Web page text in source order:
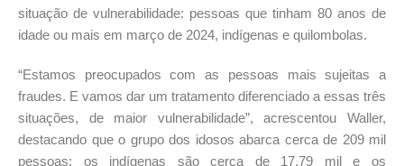
situação de vulnerabilidade: pessoas que tinham 80 anos de
idade ou mais em março de 2024, indígenas e quilombolas.
“Estamos preocupados com as pessoas mais sujeitas a
fraudes. E vamos dar um tratamento diferenciado a essas três
situações, de maior vulnerabilidade”, acrescentou Waller,
destacando que o grupo dos idosos abarca cerca de 209 mil
pessoas; os indígenas são cerca de 17,79 mil e os